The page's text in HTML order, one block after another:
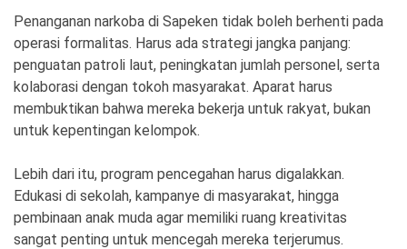
Penanganan narkoba di Sapeken tidak boleh berhenti pada
operasi formalitas. Harus ada strategi jangka panjang:
penguatan patroli laut, peningkatan jumlah personel, serta
kolaborasi dengan tokoh masyarakat. Aparat harus
membuktikan bahwa mereka bekerja untuk rakyat, bukan
untuk kepentingan kelompok.
Lebih dari itu, program pencegahan harus digalakkan.
Edukasi di sekolah, kampanye di masyarakat, hingga
pembinaan anak muda agar memiliki ruang kreativitas
sangat penting untuk mencegah mereka terjerumus.